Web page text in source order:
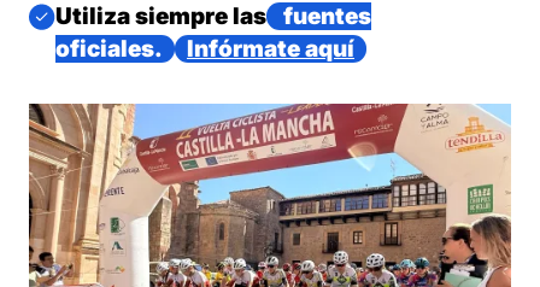
Imagen
Utiliza siempre las
fuentes
oficiales.
Infórmate aquí